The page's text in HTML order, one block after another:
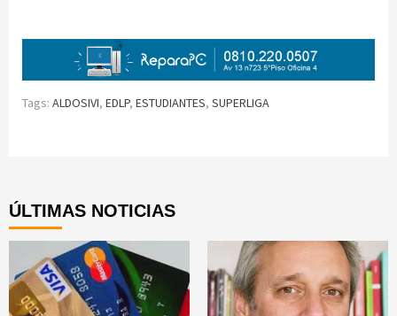
Tags: ALDOSIVI, EDLP, ESTUDIANTES, SUPERLIGA
ÚLTIMAS NOTICIAS